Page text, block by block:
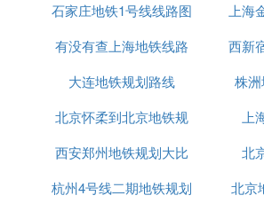
站、谭鑫培公园站、北华街站、纸
地铁小镇站。
(4)武汉七号地铁线换乘站扩展阅读
武汉地铁7号线一期工程起于金南
会路口南侧的园博园北站，沿金南
淮海路、建设大道、澳门路、三阳
大道、中山路、恒安路、南李路走
站，全长30.9千米。
铁规划
石家庄地铁1号线线路图
上海
有没有查上海地铁线路
拥堵
西新
大连地铁规划路线
株
北京怀柔到北京地铁规
划
上
西安郑州地铁规划大比
拼
北
杭州4号线二期地铁规划
北京